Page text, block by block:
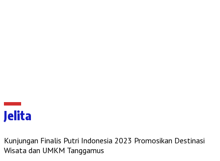
Jelita
Kunjungan Finalis Putri Indonesia 2023 Promosikan Destinasi
Wisata dan UMKM Tanggamus